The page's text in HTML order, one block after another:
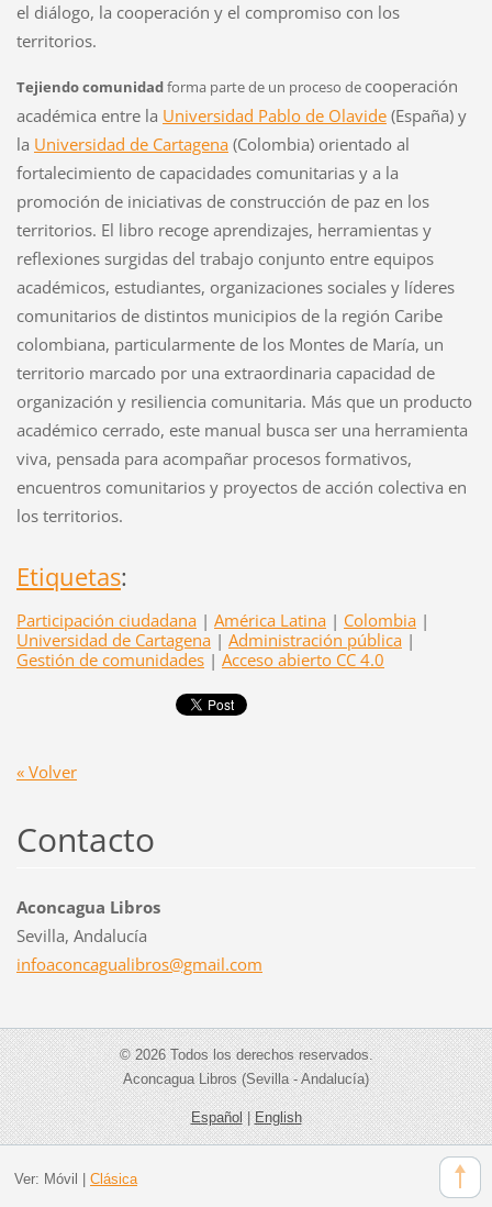
el diálogo, la cooperación y el compromiso con los
territorios.
Tejiendo comunidadforma parte de un proceso de cooperación
académica entre la Universidad Pablo de Olavide(España) y
la Universidad de Cartagena(Colombia) orientado al
fortalecimiento de capacidades comunitarias y a la
promoción de iniciativas de construcción de paz en los
territorios. El libro recoge aprendizajes, herramientas y
reflexiones surgidas del trabajo conjunto entre equipos
académicos, estudiantes, organizaciones sociales y líderes
comunitarios de distintos municipios de la región Caribe
colombiana, particularmente de los Montes de María, un
territorio marcado por una extraordinaria capacidad de
organización y resiliencia comunitaria. Más que un producto
académico cerrado, este manual busca ser una herramienta
viva, pensada para acompañar procesos formativos,
encuentros comunitarios y proyectos de acción colectiva en
los territorios.
Etiquetas:
Participación ciudadana | América Latina | Colombia |
Universidad de Cartagena | Administración pública |
Gestión de comunidades | Acceso abierto CC 4.0
« Volver
Contacto
Aconcagua Libros
Sevilla, Andalucía
infoaconcagualibros@gmail.com
© 2026 Todos los derechos reservados.
Aconcagua Libros (Sevilla - Andalucía)
Español|English
Ver: Móvil | Clásica